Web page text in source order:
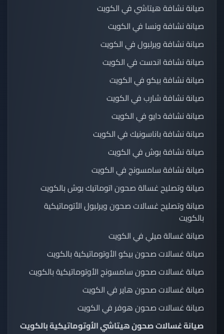
صيانة نشافة هيتاشي في الكويت
صيانة نشافة ونسا في الكويت
صيانة نشافة ويرلبول في الكويت
صيانة نشافة اندست في الكويت
صيانة نشافة بيكو في الكويت
صيانة نشافة شارب في الكويت
صيانة نشافة دايو في الكويت
صيانة نشافة باناسونيك في الكويت
صيانة نشافة بوش في الكويت
صيانة نشافة سامسونج في الكويت
صيانة وتصليح غسالة صحون اتوماتيك بوش بالكويت
صيانة وتصليح غسالات صحون ويرلبول الأتوماتيكية
بالكويت
صيانة غسالة ميلي في الكويت
صيانة غسالات صحون بيكو الأوتوماتيكية بالكويت
صيانة غسالات صحون سامسونج الأوتوماتيكية بالكويت
صيانة غسالات صحون هاير في الكويت
صيانة غسالات صحون هوفر في الكويت
صيانة غسالات صحون هيتاشي الأوتوماتيكية بالكويت